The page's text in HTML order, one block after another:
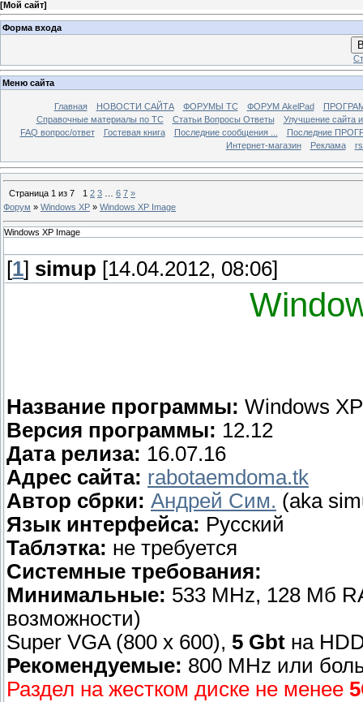
[Мой сайт]
Форма входа
Меню сайта
Главная НОВОСТИ САЙТА ФОРУМЫ TC ФОРУМ AkelPad
Справочные материалы по TС
Статьи Вопросы Ответы
Улучшение сайта
FAQ вопрос/ответ
Гостевая книга Последние сообщения ...
Последние
Интернет-магазин
Реклама
Страница 1 из 7 1 2 3 6 7 »
Форум » Windows XP » Windows XP Image
Windows XP Image
[1] simup [14.04.2012, 08:06]
Название программы: Windows
Версия программы: 12.12
Дата релиза: 16.07.16
Адрес сайта: rabotaemdoma.tk
Автор сбрки: Андрей Сим. (aka
Язык интерфейса: Русский
Таблэтка: не требуется
Системные требования:
Минимальные: 533 MHz, 128 Мб
возможности)
Super VGA (800 x 600), 5 Gbt на
Рекомендуемые: 800 MHz или
Раздел на жестком диске не менее